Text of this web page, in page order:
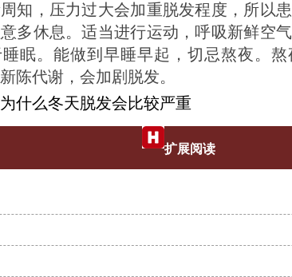
知，压力过大会加重脱发程度，所以
多休息。适当进行运动，呼吸新鲜空
眠。能做到早睡早起，切忌熬夜。
陈代谢，会加剧脱发。
为什么冬天脱发会比较严重
扩展阅读